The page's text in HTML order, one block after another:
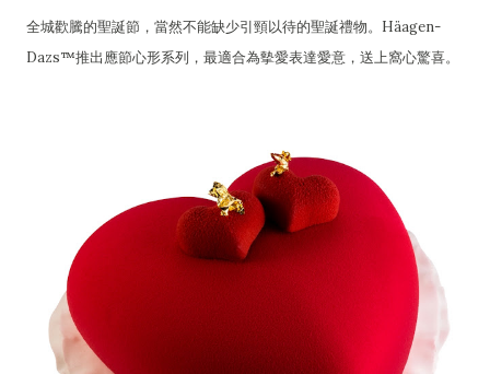
全城歡騰的聖誕節，當然不能缺少引頸以待的聖誕禮物。Häagen-
Dazs™推出應節心形系列，最適合為摰愛表達愛意，送上窩心驚喜。